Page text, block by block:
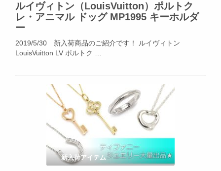
ルイヴィトン（LouisVuitton）ポルトク
レ・アニマル ドッグ MP1995 キーホルダ
ー
2019/5/30 新入荷商品のご紹介です！ ルイヴィトン
LouisVuitton LV ポルトク …
新入荷アイテム